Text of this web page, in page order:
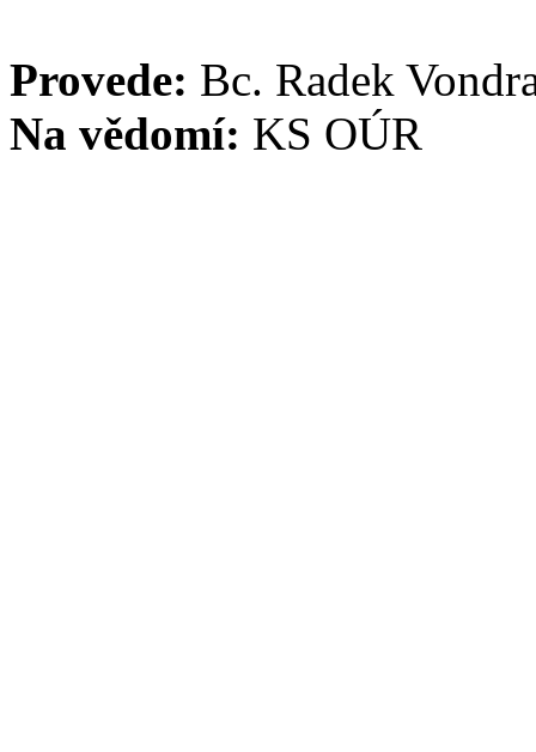
Provede: Bc. Radek
Na vědomí: KS OÚR